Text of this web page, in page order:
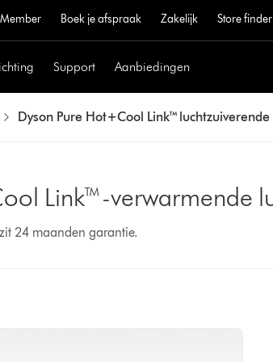
Boek je afspraak Zakelijk Store finder
Support Aanbiedingen
Dyson Pure Hot+Cool Link™
Link™-verwarmende
24 maanden garantie.